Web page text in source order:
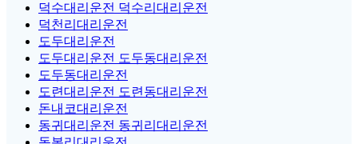
덕수대리운전 덕수리대리운전
덕천리대리운전
도두대리운전
도두대리운전 도두동대리운전
도두동대리운전
도련대리운전 도련동대리운전
돈내코대리운전
동귀대리운전 동귀리대리운전